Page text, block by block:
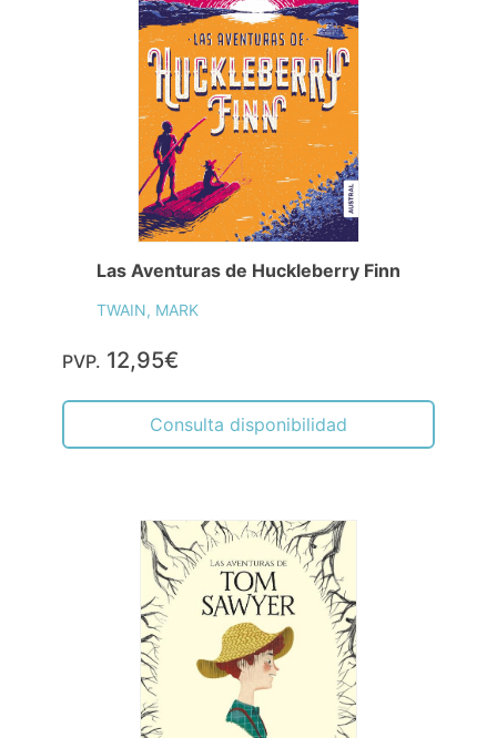
Las Aventuras de Huckleberry Finn
TWAIN, MARK
PVP. 12,95€
Consulta disponibilidad